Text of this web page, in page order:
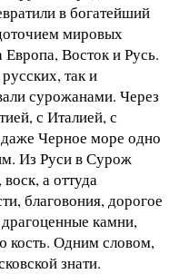
в богатейший
мировых
Европа, Восток и Русь.
так и
сурожанами. Через
с Италией, с
Черное море одно
Из Руси в Сурож
а оттуда
благовония, дорогое
камни,
кость. Одним словом,
знати.